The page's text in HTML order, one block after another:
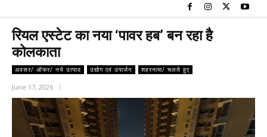
रियल एस्टेट का नया ‘पावर हब’ बन रहा है
कोलकाता
अवसर/ ऑफर/ नये उत्पाद उद्योग एवं उपार्जन शहरनामा/ चलते हुए
June 17, 2026